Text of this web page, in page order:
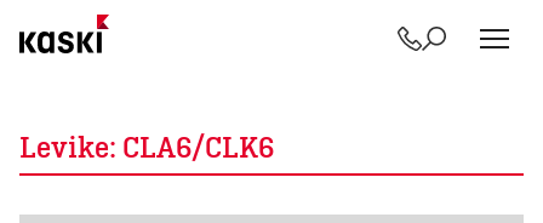
Yhteystiedot
Etsi
Levike: CLA6/CLK6